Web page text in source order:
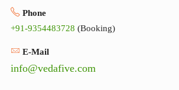
Phone
+91-9354483728 (Booking)
E-Mail
info@vedafive.com